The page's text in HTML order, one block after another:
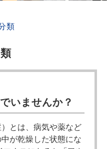
類
いませんか？
とは、病気や薬など
が乾燥した状態にな